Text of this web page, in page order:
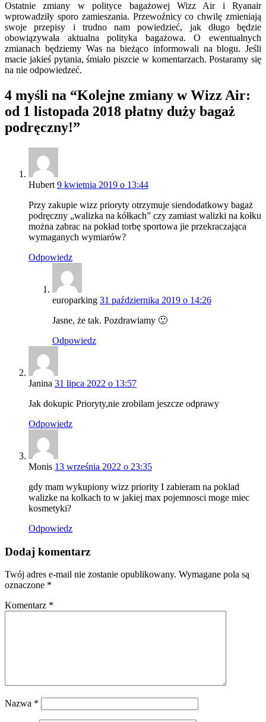
Ostatnie zmiany w polityce bagażowej Wizz Air i Ryanair
wprowadziły sporo zamieszania. Przewoźnicy co chwilę zmieniają
swoje przepisy i trudno nam powiedzieć, jak długo będzie
obowiązywała aktualna polityka bagażowa. O ewentualnych
zmianach będziemy Was na bieżąco informowali na blogu. Jeśli
macie jakieś pytania, śmiało piszcie w komentarzach. Postaramy się
na nie odpowiedzeć.
4 myśli na “Kolejne zmiany w Wizz Air:
od 1 listopada 2018 płatny duży bagaż
podręczny!”
Hubert 9 kwietnia 2019 o 13:44
Przy zakupie wizz prioryty otrzymuje siendodatkowy bagaż
podręczny „walizka na kółkach” czy zamiast walizki na kołku
można zabrac na pokład torbę sportowa jie przekraczająca
wymaganych wymiarów?
Odpowiedz
europarking 31 października 2019 o 14:26
Jasne, że tak. Pozdrawiamy 🙂
Odpowiedz
Janina 31 lipca 2022 o 13:57
Jak dokupic Prioryty,nie zrobilam jeszcze odprawy
Odpowiedz
Monis 13 września 2022 o 23:35
gdy mam wykupiony wizz priority I zabieram na poklad
walizke na kolkach to w jakiej max pojemnosci moge miec
kosmetyki?
Odpowiedz
Dodaj komentarz
Twój adres e-mail nie zostanie opublikowany. Wymagane pola są
oznaczone *
Komentarz *
Nazwa *